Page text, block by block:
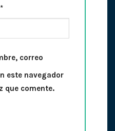
*
correo
este navegador
que comente.